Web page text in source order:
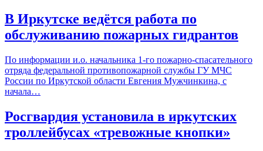
В Иркутске ведётся работа по
обслуживанию пожарных гидрантов
По информации и.о. начальника 1-го пожарно-спасательного
отряда федеральной противопожарной службы ГУ МЧС
России по Иркутской области Евгения Мужчинкина, с
начала…
Росгвардия установила в иркутских
троллейбусах «тревожные кнопки»